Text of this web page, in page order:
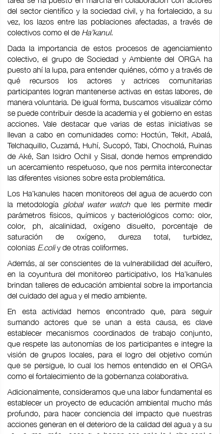
del sector científico y la sociedad civil, y ha fortalecido, a su
vez, los lazos entre las poblaciones afectadas, a través de
colectivos como el de Ha’kanul.
Dada la importancia de estos procesos de agenciamiento
colectivo, el grupo de Sociedad y Ambiente del ORGA ha
puesto ahí la lupa, para entender quiénes, cómo y a través de
qué recursos los actores y actrices comunitarias
participantes logran mantenerse activas en estas labores, de
manera voluntaria. De igual forma, buscamos visualizar cómo
se puede contribuir desde la academia y el gobierno en estas
acciones. Vale destacar que varias de estas iniciativas se
llevan a cabo en comunidades como: Hoctún, Tekit, Abalá,
Telchaquillo, Cuzamá, Huhí, Sucopó, Tabi, Chocholá, Ruinas
de Aké, San Isidro Ochil y Sisal, donde hemos emprendido
un acercamiento respetuoso, que nos permita interconectar
las diferentes visiones sobre esta problemática.
Los Ha’kanules hacen monitoreos del agua de acuerdo con
la metodología global water watchque les permite medir
parámetros físicos, químicos y bacteriológicos como: olor,
color, ph, alcalinidad, oxígeno disuelto, porcentaje de
saturación de oxígeno, dureza total, turbidez,
colonias E.coliy de otras coliformes.
Además, al ser conscientes de la vulnerabilidad del acuífero,
en la coyuntura del monitoreo participativo, los Ha’kanules
brindan talleres de educación ambiental sobre la importancia
del cuidado del agua y el medio ambiente.
En esta actividad hemos encontrado que, para seguir
sumando actores que se unan a esta causa, es clave
establecer mecanismos coordinados de trabajo conjunto,
que respete las autonomías de los participantes e integre la
visión de grupos locales, para el logro del objetivo común
que se persigue, lo cual los hemos entendido en el ORGA
como el fortalecimiento de la gobernanza colaborativa.
Adicionalmente, consideramos que una labor fundamental es
establecer un proyecto de educación ambiental mucho más
profundo, para hacer conciencia del impacto que nuestras
acciones generan en el deterioro de la calidad del agua y a su